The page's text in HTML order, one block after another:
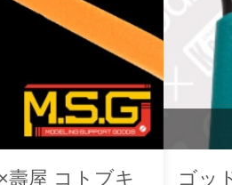
壽屋 コトブキ
ゴッ